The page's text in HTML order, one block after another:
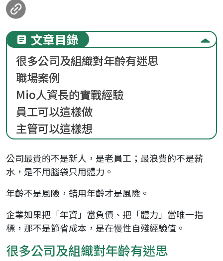
文章目錄
很多公司及組織對年齡有迷思
職場案例
Mio人資長的實戰經驗
員工可以這樣做
主管可以這樣想
公司最貴的不是新人，是老員工；最浪費的不是薪
水，是不用腦袋只用體力。
年齡不是風險，錯用年齡才是風險。
企業如果把「年資」當負債、把「體力」當唯一指
標，那不是節省成本，是在慢性自殘經驗值。
很多公司及組織對年齡有迷思